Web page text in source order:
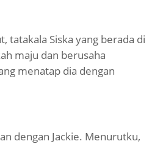
tatakala Siska yang berada di
maju dan berusaha
menatap dia dengan
dengan Jackie. Menurutku,